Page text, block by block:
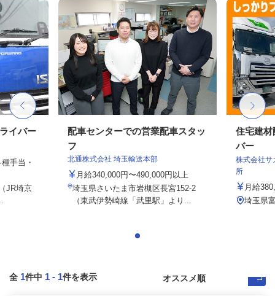
イバー
手当・
JR埼京
配車センターでの営業配車スタッ
フ
北通株式会社 埼玉輸送本部
月給340,000円〜490,000円以上
埼玉県さいたま市岩槻区長宮152-2
（東武伊勢崎線「武里駅」より...
住宅建
バー
株式会社
所
月給
埼玉県
全 1件中 1 - 1件を表示